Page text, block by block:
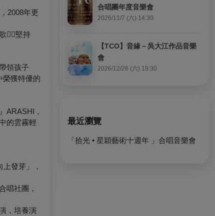
2008年更
曲堅持
領孩子
榮獲特優的
ARASHI，
的雲霧輕
發芽」，
唱社團，
，培養演
合唱團年度音樂會
2026/11/7 (六) 14:30
【TCO】音緣－吳大江作品音樂
會
2026/12/26 (六) 19:30
最近瀏覽
「拾光 • 星穎藝術十週年 」合唱音樂會